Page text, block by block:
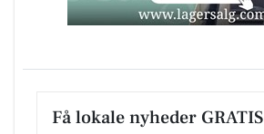
Få lokale nyheder GRATIS